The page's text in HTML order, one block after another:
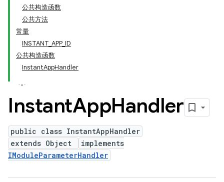
公共构造函数
公共方法
常量
INSTANT_APP_ID
公共构造函数
InstantAppHandler
InstantAppHandler
public class InstantAppHandler
extends Object
implements
IModuleParameterHandler